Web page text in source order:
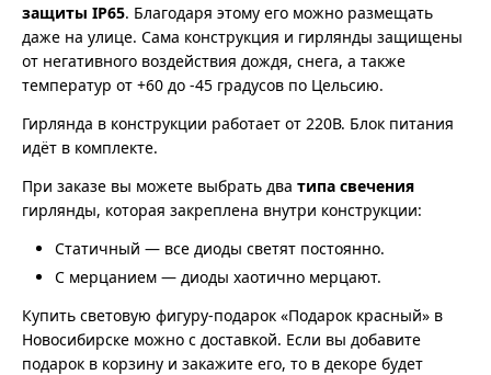
защиты IP65. Благодаря этому его можно размещать
даже на улице. Сама конструкция и гирлянды защищены
от негативного воздействия дождя, снега, а также
температур от +60 до -45 градусов по Цельсию.
Гирлянда в конструкции работает от 220В. Блок питания
идёт в комплекте.
При заказе вы можете выбрать два типа свечения
гирлянды, которая закреплена внутри конструкции:
Статичный — все диоды светят постоянно.
С мерцанием — диоды хаотично мерцают.
Купить световую фигуру-подарок «Подарок красный» в
Новосибирске можно с доставкой. Если вы добавите
подарок в корзину и закажите его, то в декоре будет